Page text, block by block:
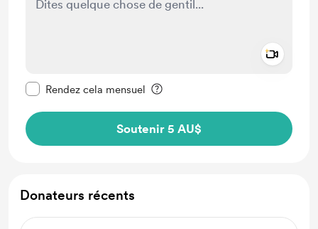
Rendez cela mensuel
Soutenir 5 AU$
Donateurs récents